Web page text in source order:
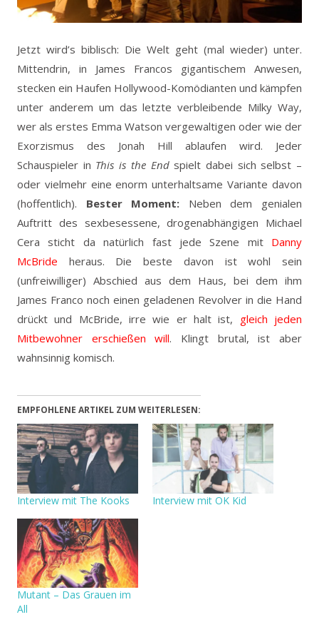
Jetzt wird’s biblisch: Die Welt geht (mal wieder) unter.
Mittendrin, in James Francos gigantischem Anwesen,
stecken ein Haufen Hollywood-Komödianten und kämpfen
unter anderem um das letzte verbleibende Milky Way,
wer als erstes Emma Watson vergewaltigen oder wie der
Exorzismus des Jonah Hill ablaufen wird. Jeder
Schauspieler in This is the Endspielt dabei sich selbst –
oder vielmehr eine enorm unterhaltsame Variante davon
(hoffentlich). Bester Moment: Neben dem genialen
Auftritt des sexbesessene, drogenabhängigen Michael
Cera sticht da natürlich fast jede Szene mit Danny
McBride heraus. Die beste davon ist wohl sein
(unfreiwilliger) Abschied aus dem Haus, bei dem ihm
James Franco noch einen geladenen Revolver in die Hand
drückt und McBride, irre wie er halt ist, gleich jeden
Mitbewohner erschießen will. Klingt brutal, ist aber
wahnsinnig komisch.
EMPFOHLENE ARTIKEL ZUM WEITERLESEN:
Interview mit The Kooks Interview mit OK Kid
Mutant – Das Grauen im
All